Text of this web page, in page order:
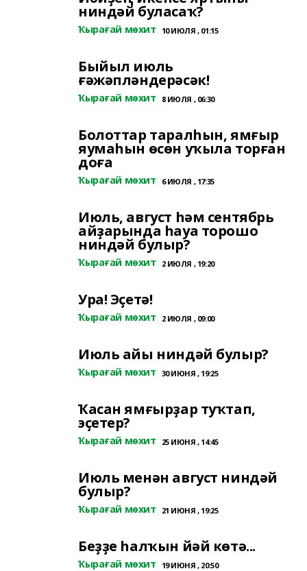
ниндәй буласаҡ?
Ҡырағай мөхит 10 ИЮЛЯ , 01:15
Быйыл июль
ғәжәпләндерәсәк!
Ҡырағай мөхит 8 ИЮЛЯ , 06:30
Болоттар таралһын, ямғыр
яумаһын өсөн уҡыла торған
доға
Ҡырағай мөхит 6 ИЮЛЯ , 17:35
Июль, август һәм сентябрь
айҙарында һауа торошо
ниндәй булыр?
Ҡырағай мөхит 2 ИЮЛЯ , 19:20
Ура! Эҫетә!
Ҡырағай мөхит 2 ИЮЛЯ , 09:00
Июль айы ниндәй булыр?
Ҡырағай мөхит 30 ИЮНЯ , 19:25
Ҡасан ямғырҙар туҡтап,
эҫетер?
Ҡырағай мөхит 25 ИЮНЯ , 14:45
Июль менән август ниндәй
булыр?
Ҡырағай мөхит 21 ИЮНЯ , 19:25
Беҙҙе һалҡын йәй көтә...
Ҡырағай мөхит 19 ИЮНЯ , 20:50